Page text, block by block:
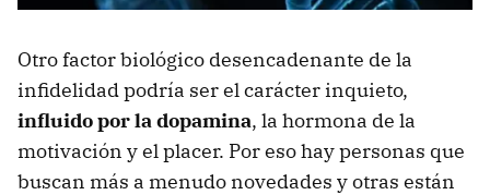
Otro factor biológico desencadenante de la
infidelidad podría ser el carácter inquieto,
influido por la dopamina, la hormona de la
motivación y el placer. Por eso hay personas que
buscan más a menudo novedades y otras están